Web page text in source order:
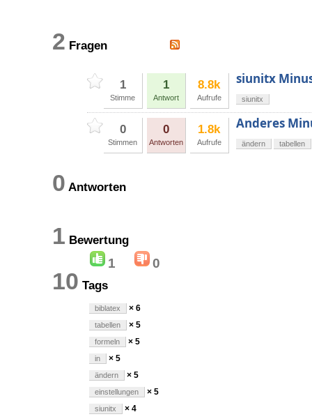
2 Fragen
1
Stimme
1
Antwort
8.8k
Aufrufe
siunitx
siunitx
0
Stimmen
0
Antworten
1.8k
Aufrufe
Anderes
ändern tabellen
0 Antworten
1 Bewertung
1 0
10 Tags
biblatex × 6
tabellen × 5
formeln × 5
in × 5
ändern × 5
einstellungen × 5
siunitx × 4